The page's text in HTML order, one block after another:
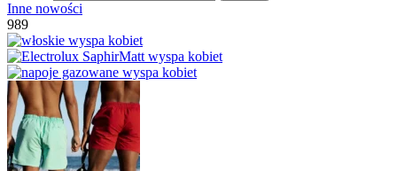
Inne nowości
989